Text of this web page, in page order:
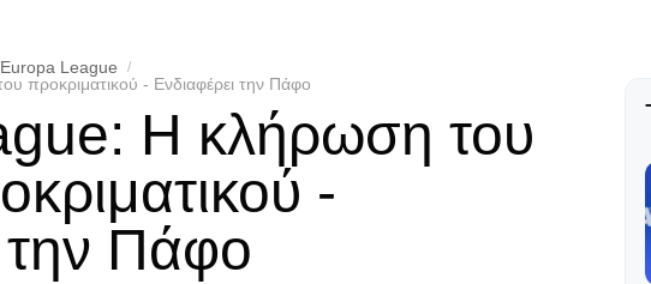
Europa League
- Ενδιαφέρει την Πάφο
Η κλήρωση του
-
την Πάφο